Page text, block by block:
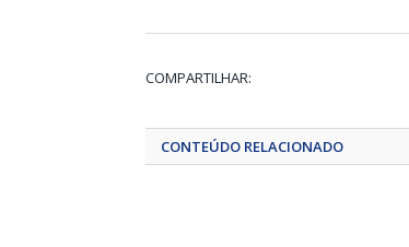
COMPARTILHAR:
CONTEÚDO RELACIONADO